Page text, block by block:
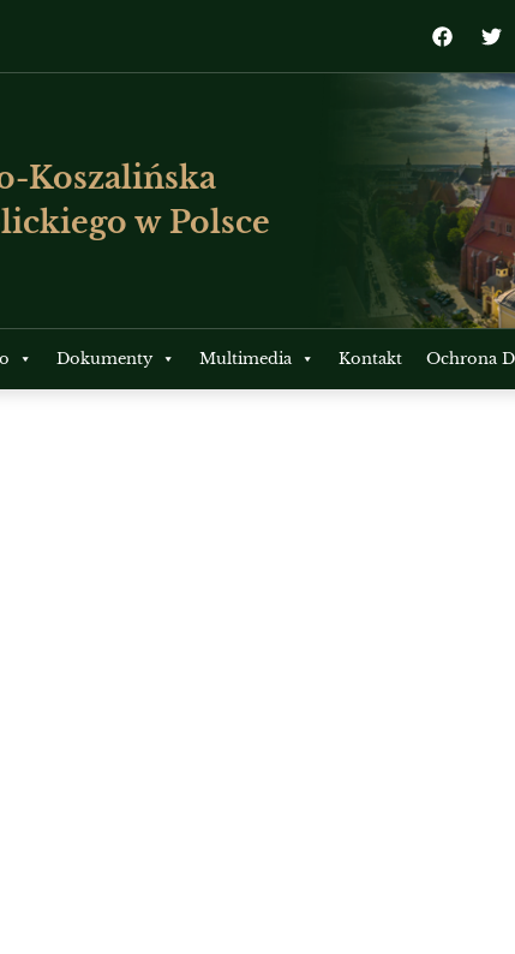
Koszalińska
w Polsce
Dokumenty Multimedia Kontakt Ochrona